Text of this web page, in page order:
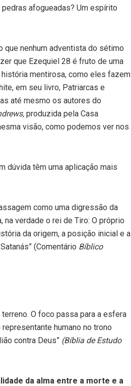
afogueadas? Um espírito
nenhum adventista do sétimo
que Ezequiel 28 é fruto de uma
história mentirosa, como eles fazem
em seu livro, Patriarcas e
até mesmo os autores do
produzida pela Casa
visão, como podemos ver nos
dúvida têm uma aplicação mais
como uma digressão da
verdade o rei de Tiro: O próprio
da origem, a posição inicial e a
(Comentário Bíblico
O foco passa para a esfera
humano no trono
contra Deus” (Bíblia de Estudo
da alma entre a morte e a